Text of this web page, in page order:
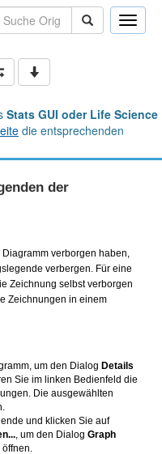
Toggle
Stats GUI oder Life Science
die entsprechenden
der
verborgen haben,
verbergen. Für eine
Zeichnung selbst verborgen
Zeichnungen in einem
um den Dialog Details
Sie im linken Bedienfeld die
Die ausgewählten
und klicken Sie auf
, um den Dialog Graph
öffnen.